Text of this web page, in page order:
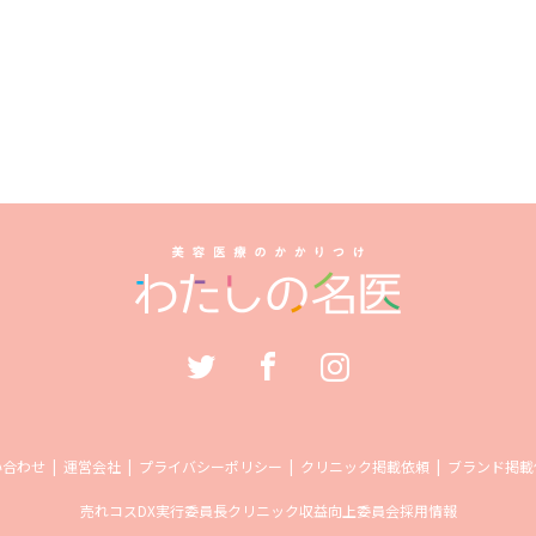
わせ 運営会社 プライバシーポリシー クリニック掲載依頼 ブランド掲
売れコスDX実行委員長クリニック収益向上委員会採用情報